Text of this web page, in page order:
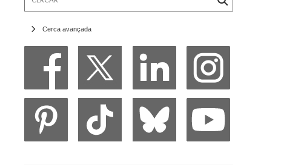
Cerca avançada